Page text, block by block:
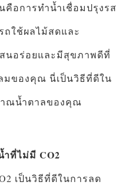
คือการทำน้ำเชื่อมปรุงรส
ใช้ผลไม้สดและ
นอร่อยและมีสุขภาพดีที่
มของคุณ นี่เป็นวิธีที่ดีใน
าณน้ำตาลของคุณ
ำที่ไม่มี CO2
เป็นวิธีที่ดีในการลด